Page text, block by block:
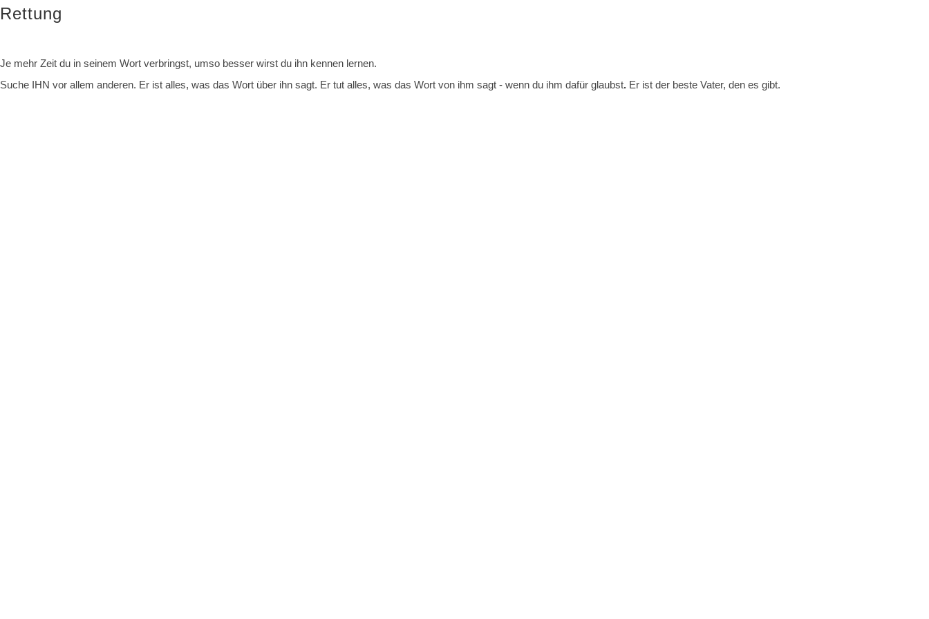
Rettung
Je mehr Zeit du in seinem Wort verbringst, umso besser wirst du ihn kennen lernen.
Suche IHN vor allem anderen. Er ist alles, was das Wort über ihn sagt. Er tut alles, was das Wort von ihm sagt - wenn du ihm dafür glaubst. Er ist der beste Vater, den es gibt.